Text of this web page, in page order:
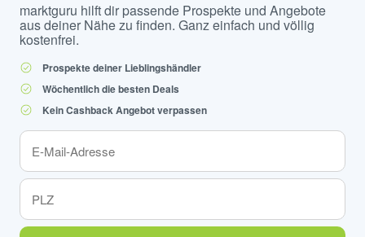
marktguru hilft dir passende Prospekte und Angebote
aus deiner Nähe zu finden. Ganz einfach und völlig
kostenfrei.
Prospekte deiner Lieblingshändler
Wöchentlich die besten Deals
Kein Cashback Angebot verpassen